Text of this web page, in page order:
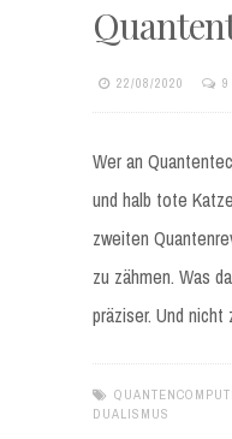
22/08/2020 9
Wer an
und halb tote
zweiten
zu zähmen. Was
präziser. Und
DUALISMUS